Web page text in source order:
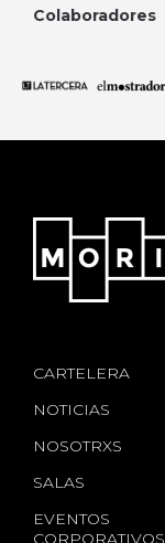
Colaboradores
CARTELERA
NOTICIAS
NOSOTRXS
SALAS
EVENTOS